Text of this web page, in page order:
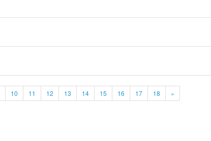
10 11 12 13 14 15 16 17 18 »